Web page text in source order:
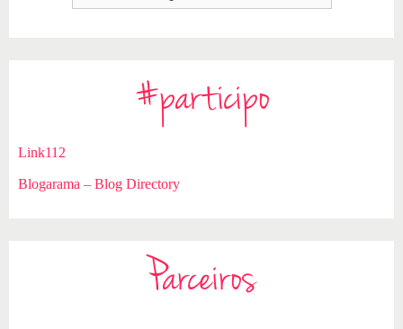
#participo
Link112
Blogarama – Blog Directory
Parceiros